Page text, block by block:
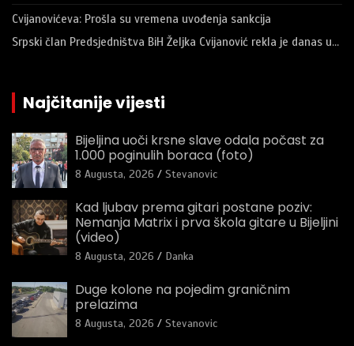
Cvijanovićeva: Prošla su vremena uvođenja sankcija
Srpski član Predsjedništva BiH Željka Cvijanović rekla je danas u…
Najčitanije vijesti
Bijeljina uoči krsne slave odala počast za
1.000 poginulih boraca (foto)
8 Augusta, 2026 Stevanovic
Kad ljubav prema gitari postane poziv:
Nemanja Matrix i prva škola gitare u Bijeljini
(video)
8 Augusta, 2026 Danka
Duge kolone na pojedim graničnim
prelazima
8 Augusta, 2026 Stevanovic